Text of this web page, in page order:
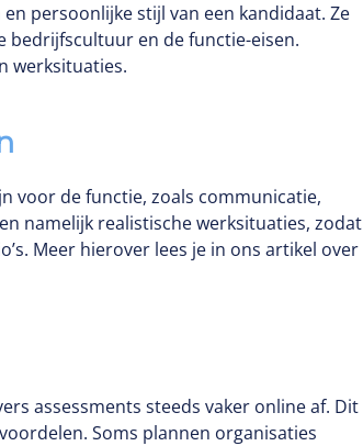
persoonlijke stijl van een kandidaat. Ze
bedrijfscultuur en de functie-eisen.
werksituaties.
voor de functie, zoals communicatie,
namelijk realistische werksituaties, zodat
Meer hierover lees je in ons artikel over
assessments steeds vaker online af. Dit
Soms plannen organisaties